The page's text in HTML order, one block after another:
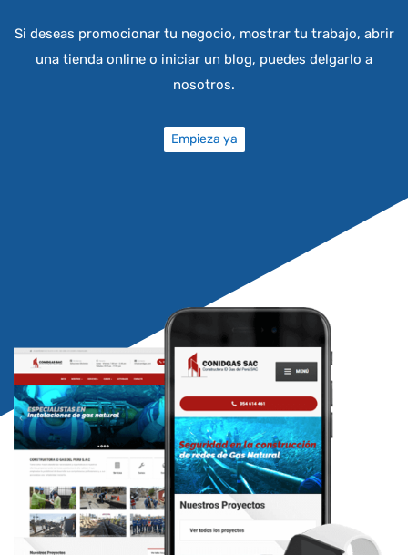
Si deseas promocionar tu negocio, mostrar tu trabajo, abrir
una tienda online o iniciar un blog, puedes delgarlo a
nosotros.
Empieza ya